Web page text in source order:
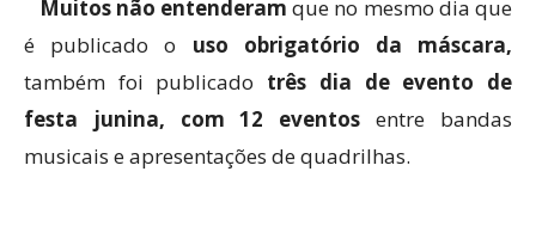
Muitos não entenderam que no mesmo dia que
é publicado o uso obrigatório da máscara,
também foi publicado três dia de evento de
festa junina, com 12 eventos entre bandas
musicais e apresentações de quadrilhas.